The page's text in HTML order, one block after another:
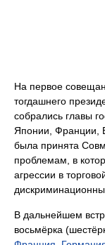
На первое
тогдашнего
собрались главы
Японии, Франции,
была принята
проблемам, в
агрессии в
В дальнейшем
восьмёрка